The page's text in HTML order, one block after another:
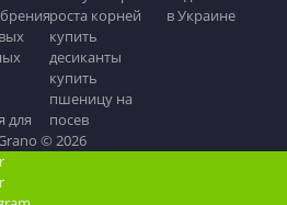
для
роста корней
купить
десиканты
купить
пшеницу на
посев
в Украине
© 2026